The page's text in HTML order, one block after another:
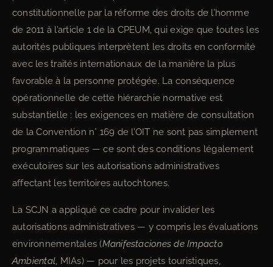
constitutionnelle par la réforme des droits de l’homme
de 2011 à l’article 1 de la CPEUM, qui exige que toutes les
autorités publiques interprètent les droits en conformité
avec les traités internationaux de la manière la plus
favorable à la personne protégée. La conséquence
opérationnelle de cette hiérarchie normative est
substantielle : les exigences en matière de consultation
de la Convention n° 169 de l’OIT ne sont pas simplement
programmatiques — ce sont des conditions légalement
exécutoires sur les autorisations administratives
affectant les territoires autochtones.
La SCJN a appliqué ce cadre pour invalider les
autorisations administratives — y compris les évaluations
environnementales (Manifestaciones de Impacto
Ambiental, MIAs) — pour les projets touristiques,